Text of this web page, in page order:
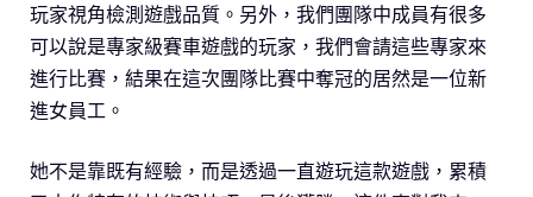
玩家視角檢測遊戲品質。另外，我們團隊中成員有很多
可以說是專家級賽車遊戲的玩家，我們會請這些專家來
進行比賽，結果在這次團隊比賽中奪冠的居然是一位新
進女員工。
她不是靠既有經驗，而是透過一直遊玩這款遊戲，累積